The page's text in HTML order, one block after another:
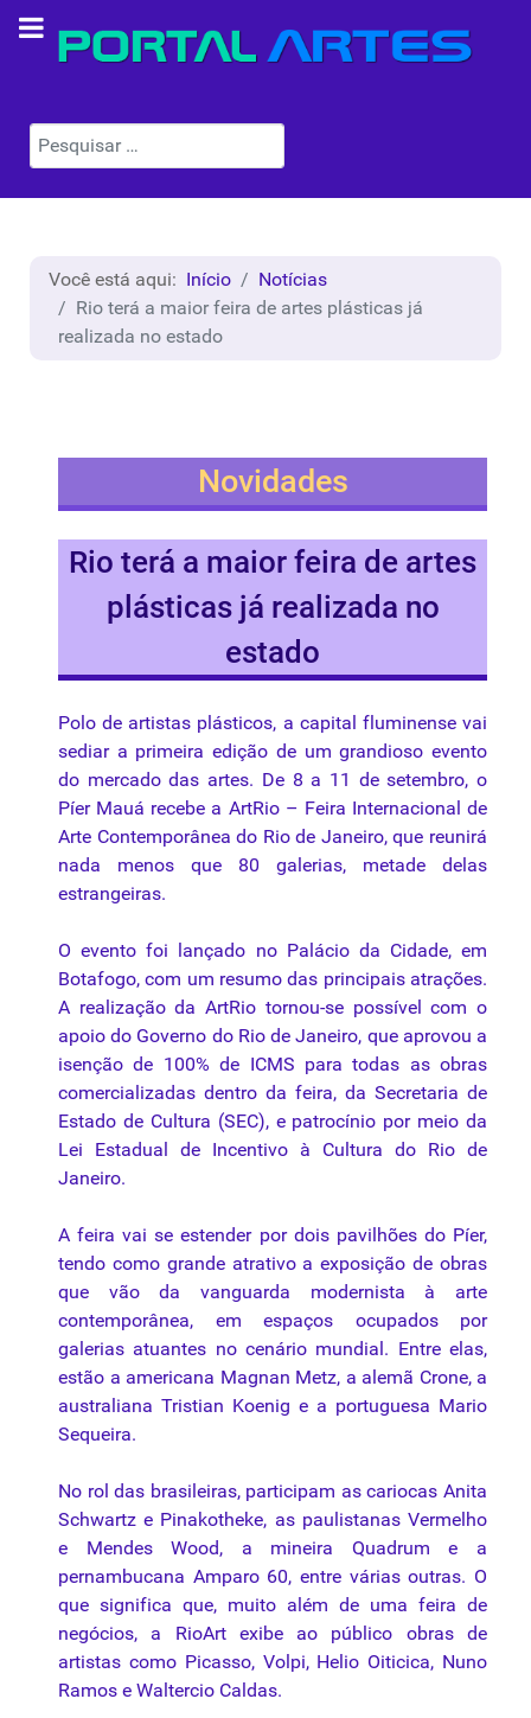
Pesquisar
Você está aqui: Início
Notícias
Rio terá a maior feira de artes plásticas já
realizada no estado
Novidades
Rio terá a maior feira de artes
plásticas já realizada no
estado
Polo de artistas plásticos, a capital fluminense vai
sediara primeira edição de um grandiosoevento
do mercado das artes. De 8 a 11 desetembro, o
Píer Mauá recebe a ArtRio– Feira Internacional de
Arte Contemporânea do Rio de Janeiro,que reunirá
nada menos que 80 galerias, metade
delas
estrangeiras.
Oevento foi lançado no Palácio da Cidade, em
Botafogo, com um resumo das principais atrações.
A realização da ArtRio tornou-se possível com o
apoio do Governo do Rio de Janeiro, que aprovou a
isenção de 100% de ICMS para todas as obras
comercializadas dentro da feira, da Secretaria de
Estado de Cultura (SEC), e patrocínio por meio da
Lei Estadual de Incentivo à Cultura do Rio de
Janeiro.
Afeira vai seestender por dois pavilhõesdo Píer,
tendo como grande atrativoaexposição deobras
que
vão da vanguarda modernista à
arte
contemporânea, em espaços ocupados
por
galerias atuantes nocenário mundial. Entre elas,
estão a americana Magnan Metz, a alemã Crone, a
australiana Tristian Koenig e a portuguesa Mario
Sequeira.
No rol das brasileiras, participam ascariocas Anita
Schwartz e Pinakotheke, as paulistanas Vermelho
e Mendes Wood, a mineira Quadrum e a
pernambucana Amparo60,entre várias outras. O
que significa que, muito além de uma feira de
negócios, a RioArt exibe ao público obrasde
artistas comoPicasso, Volpi, Helio Oiticica, Nuno
Ramos e Waltercio Caldas.